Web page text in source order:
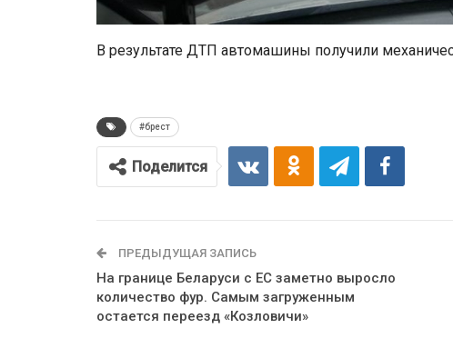
В результате ДТП автомашины получили
#брест
Поделится
ПРЕДЫДУЩАЯ ЗАПИСЬ
На границе Беларуси с ЕС заметно выросло
количество фур. Самым загруженным
остается переезд «Козловичи»